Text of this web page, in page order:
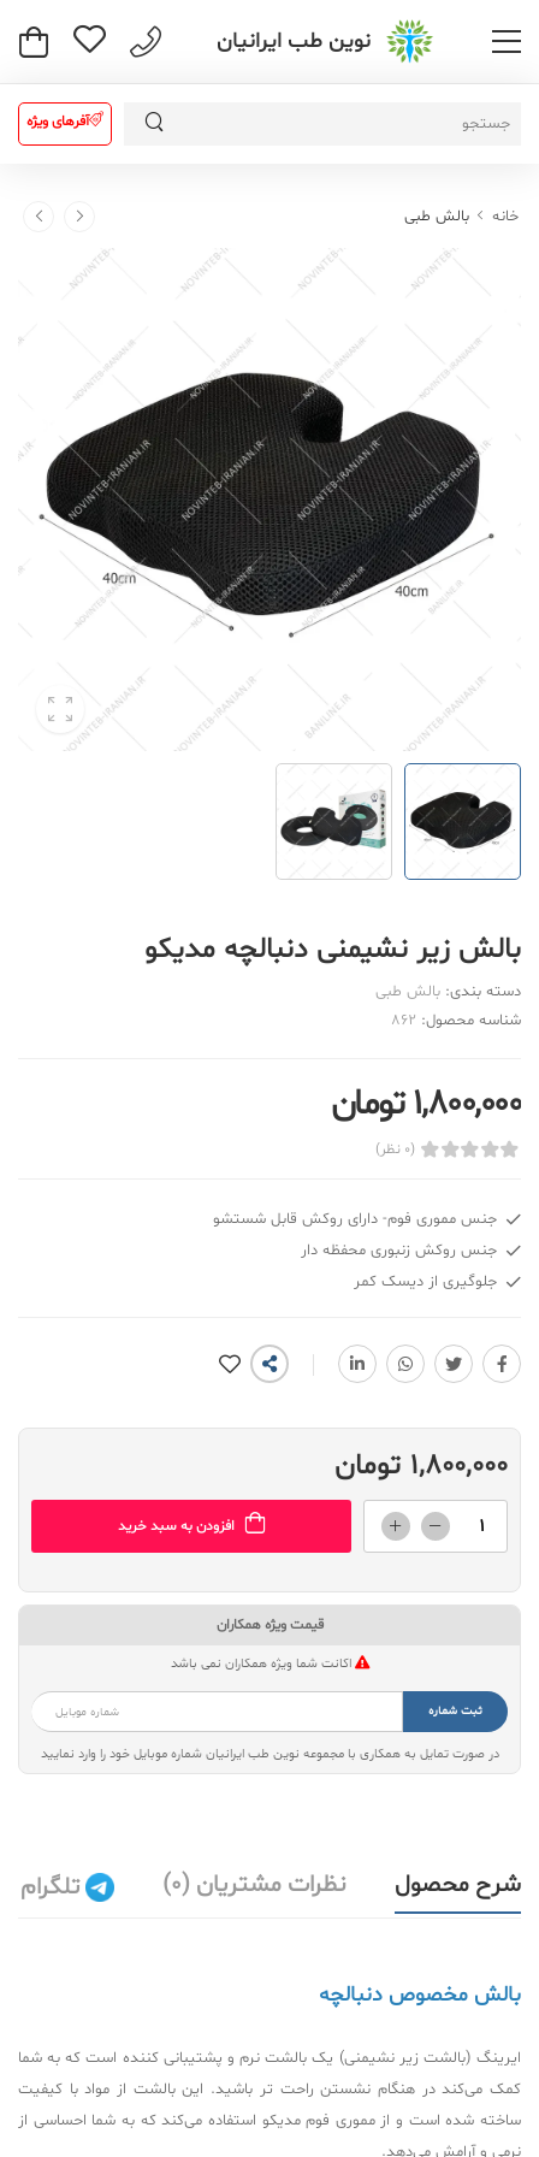
نوین طب ایرانیان
آفرهای ویژه
خانه بالش طبی
بالش زیر نشیمنی دنبالچه مدیکو
دسته بندی: بالش طبی
شناسه محصول: 862
1,800,000 تومان
(0 نظر)
جنس مموری فوم- دارای روکش قابل شستشو
جنس روکش زنبوری محفظه دار
جلوگیری از دیسک کمر
1,800,000 تومان
افزودن به سبد خرید
قیمت ویژه همکاران
اکانت شما ویژه همکاران نمی باشد
ثبت شماره
در صورت تمایل به همکاری با مجموعه نوین طب ایرانیان شماره موبایل خود را وارد نمایید
شرح محصول نظرات مشتریان (0) تلگرام
بالش مخصوص دنبالچه
ایرینگ (بالشت زیر نشیمنی) یک بالشت نرم و پشتیبانی کننده است که به شما
کمک می‌کند در هنگام نشستن راحت تر باشید. این بالشت از مواد با کیفیت
ساخته شده است و از مموری فوم مدیکو استفاده می‌کند که به شما احساسی از
نرمی و آرامش می‌دهد.